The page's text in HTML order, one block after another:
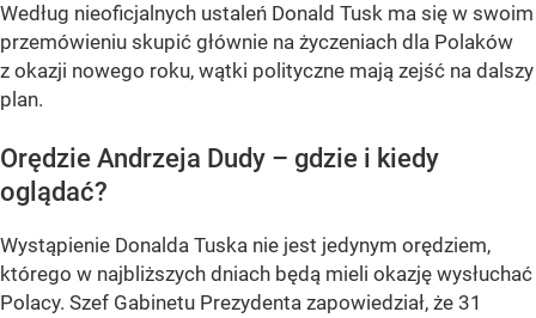
Według nieoficjalnych ustaleń Donald Tusk ma się w swoim
przemówieniu skupić głównie na życzeniach dla Polaków
z okazji nowego roku, wątki polityczne mają zejść na dalszy
plan.
Orędzie Andrzeja Dudy – gdzie i kiedy
oglądać?
Wystąpienie Donalda Tuska nie jest jedynym orędziem,
którego w najbliższych dniach będą mieli okazję wysłuchać
Polacy. Szef Gabinetu Prezydenta zapowiedział, że 31